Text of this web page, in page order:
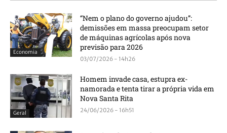
Economia
“Nem o plano do governo ajudou”:
demissões em massa preocupam setor
de máquinas agrícolas após nova
previsão para 2026
03/07/2026 - 14h26
Geral
Homem invade casa, estupra ex-
namorada e tenta tirar a própria vida em
Nova Santa Rita
24/06/2026 - 16h51